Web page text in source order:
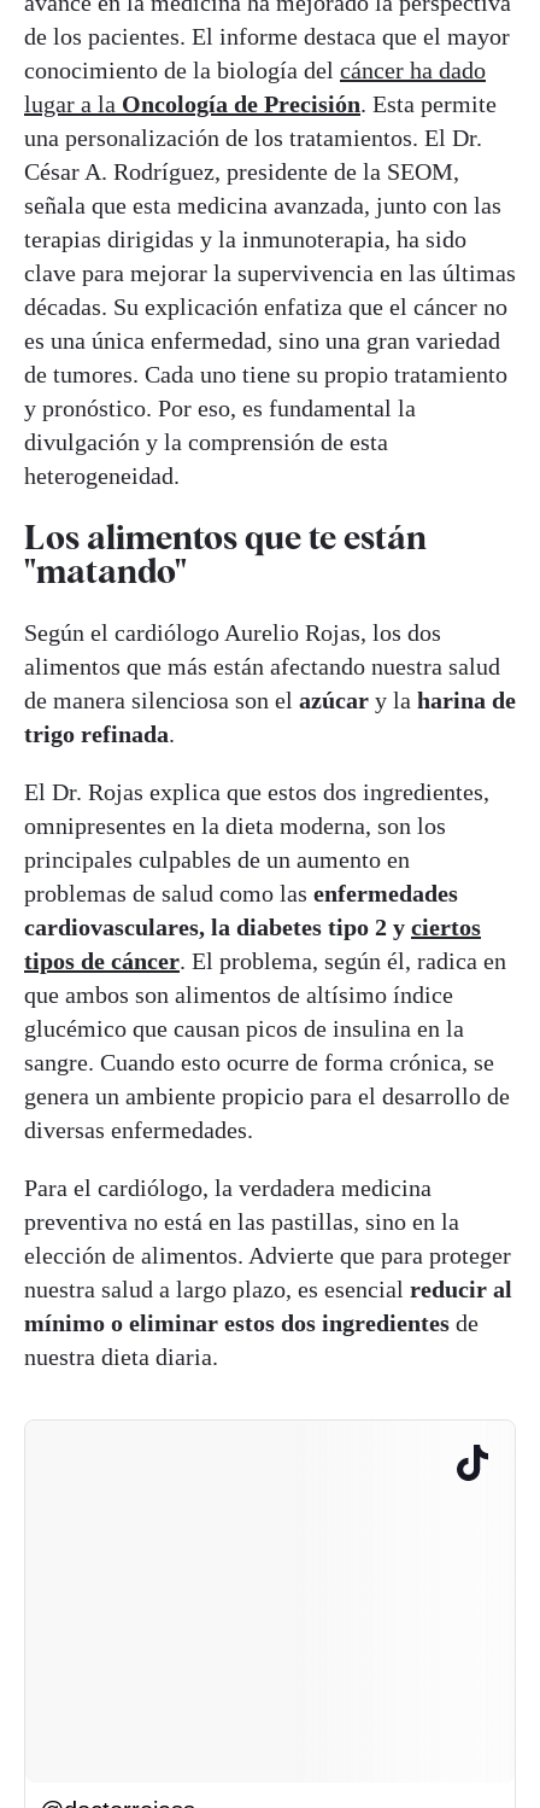
de los pacientes. El informe destaca que el mayor
conocimiento de la biología del cáncer ha dado
lugar a la Oncología de Precisión. Esta permite
una personalización de los tratamientos. El Dr.
César A. Rodríguez, presidente de la SEOM,
señala que esta medicina avanzada, junto con las
terapias dirigidas y la inmunoterapia, ha sido
clave para mejorar la supervivencia en las últimas
décadas. Su explicación enfatiza que el cáncer no
es una única enfermedad, sino una gran variedad
de tumores. Cada uno tiene su propio tratamiento
y pronóstico. Por eso, es fundamental la
divulgación y la comprensión de esta
heterogeneidad.
Los alimentos que te están
"matando"
Según el cardiólogo Aurelio Rojas, los dos
alimentos que más están afectando nuestra salud
de manera silenciosa son el azúcar y la harina de
trigo refinada.
El Dr. Rojas explica que estos dos ingredientes,
omnipresentes en la dieta moderna, son los
principales culpables de un aumento en
problemas de salud como las enfermedades
cardiovasculares, la diabetes tipo 2 y ciertos
tipos de cáncer. El problema, según él, radica en
que ambos son alimentos de altísimo índice
glucémico que causan picos de insulina en la
sangre. Cuando esto ocurre de forma crónica, se
genera un ambiente propicio para el desarrollo de
diversas enfermedades.
Para el cardiólogo, la verdadera medicina
preventiva no está en las pastillas, sino en la
elección de alimentos. Advierte que para proteger
nuestra salud a largo plazo, es esencial reducir al
mínimo o eliminar estos dos ingredientes de
nuestra dieta diaria.